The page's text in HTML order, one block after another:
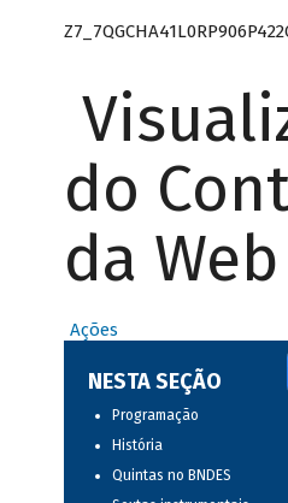
do
da Web
Ações
NESTA SEÇÃO
Programação
História
Quintas no BNDES